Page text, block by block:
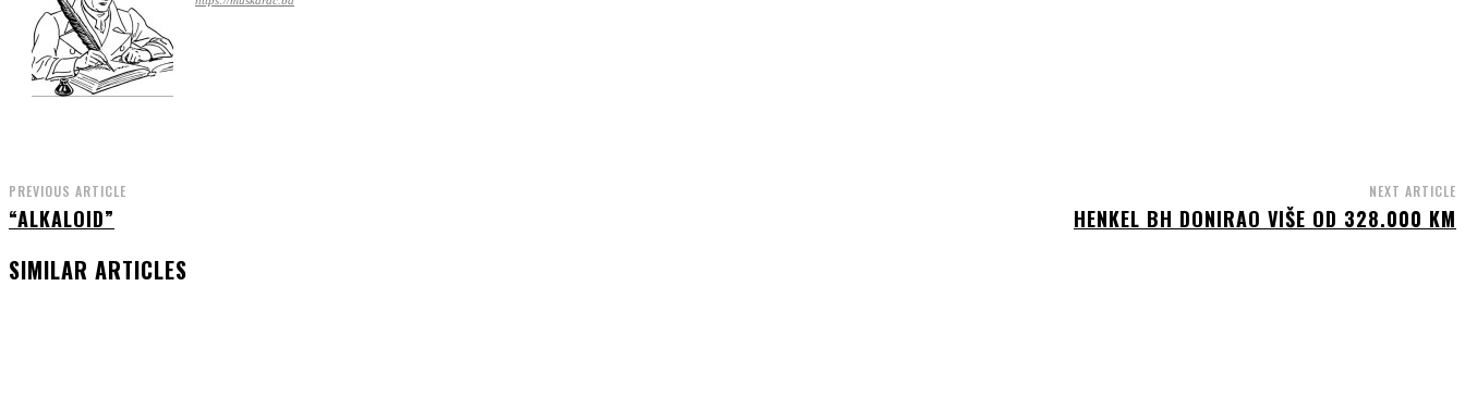
PREVIOUS ARTICLE
“ALKALOID”
NEXT ARTICLE
HENKEL BH DONIRAO VIŠE OD 328.000 KM
SIMILAR ARTICLES